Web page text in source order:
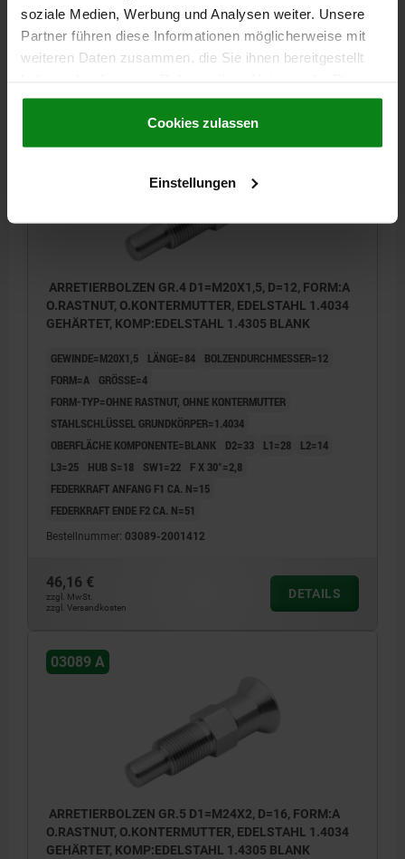
soziale Medien, Werbung und Analysen weiter. Unsere
Partner führen diese Informationen möglicherweise mit
weiteren Daten zusammen, die Sie ihnen bereitgestellt
gesammelt haben.Cookie Richtlinien
Datenschutz|AGB
Cookies zulassen
Einstellungen
Bestellnummer:03089-2001410
27,75 €
DETAILS
ARRETIERBOLZEN GR.4 D1=M20X1,5, D=12, FORM:A
O.RASTNUT, O.KONTERMUTTER, EDELSTAHL 1.4034
GEHÄRTET, KOMP:EDELSTAHL 1.4305 BLANK
GEWINDE=M20X1,5 LÄNGE=84
BOLZENDURCHMESSER=12
FORM=A
GRÖSSE=4
FORM-TYP=OHNE RASTNUT, OHNE KONTERMUTTER
STAHLSCHLÜSSEL GRUNDKÖRPER=1.4034
OBERFLÄCHE KOMPONENTE=BLANK
D2=33 L1=28
L2=14
L3=25
HUB S=18 SW1=22
F X 30°=2,8
FEDERKRAFT ANFANG F1 CA. N=15
FEDERKRAFT ENDE F2 CA. N=51
Bestellnummer: 03089-2001412
46,16 €
zzgl. MwSt.
zzgl. Versandkosten
DETAILS
03089 A
ARRETIERBOLZEN GR.5 D1=M24X2, D=16, FORM:A
O.RASTNUT, O.KONTERMUTTER, EDELSTAHL 1.4034
GEHÄRTET, KOMP:EDELSTAHL 1.4305 BLANK